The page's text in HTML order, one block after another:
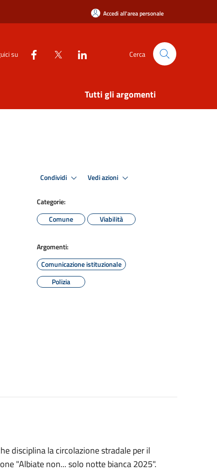
Accedi all'area personale
su Cerca
Tutti gli argomenti
Condividi Vedi azioni
Categorie:
Comune
Viabilità
Argomenti:
Comunicazione istituzionale
Polizia
disciplina la circolazione stradale per il
"Albiate non... solo notte bianca 2025".